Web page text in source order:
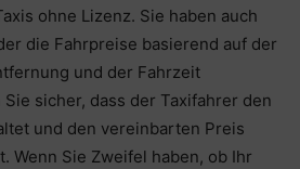
ohne Lizenz. Sie haben auch
die Fahrpreise basierend auf der
und der Fahrzeit
sicher, dass der Taxifahrer den
und den vereinbarten Preis
Wenn Sie Zweifel haben, ob Ihr